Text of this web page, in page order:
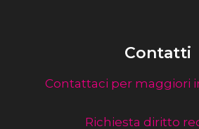
Contatti
Contattaci per maggiori
Richiesta diritto